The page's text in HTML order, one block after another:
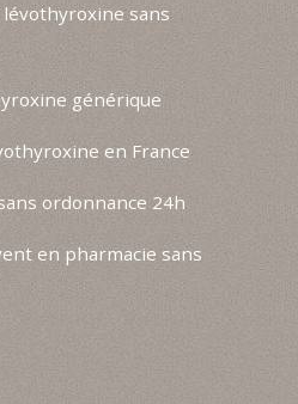
sans
générique
en France
ordonnance 24h
en pharmacie sans